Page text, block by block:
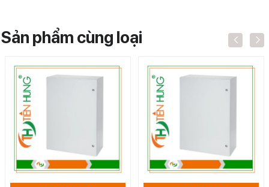
Sản phẩm cùng loại